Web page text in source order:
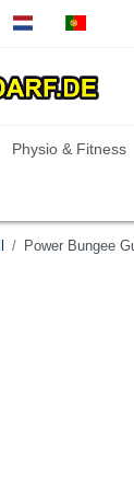
Physio & Fitness
Power Bungee